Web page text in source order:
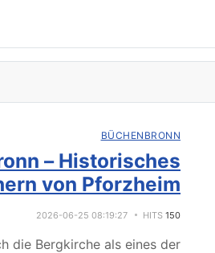
BÜCHENBRONN
– Historisches
von Pforzheim
2026-06-25 08:19:27 HITS 150
die Bergkirche als eines der